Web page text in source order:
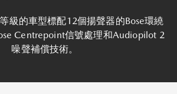
級的車型標配12個揚聲器的Bose環繞
Centrepoint信號處理和Audiopilot 2
噪聲補償技術。